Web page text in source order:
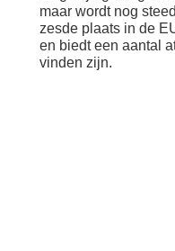
maar wordt nog
zesde plaats in de
en biedt een aantal
vinden zijn.